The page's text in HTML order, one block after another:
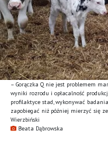
– Gorączka Q nie jest problemem
wyniki rozrodu i opłacalność
profilaktyce stad, wykonywać
zapobiegać niż później mierzyć się
Wierzbiński
Beata Dąbrowska